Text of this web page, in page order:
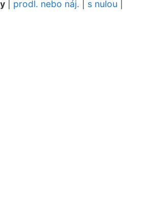
prodl. nebo náj. s nulou